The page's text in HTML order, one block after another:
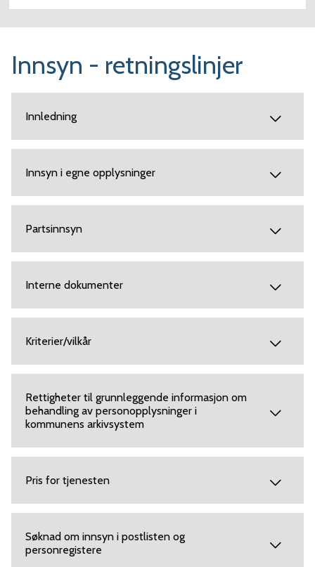
Innsyn - retningslinjer
Innledning
Innsyn i egne opplysninger
Partsinnsyn
Interne dokumenter
Kriterier/vilkår
Rettigheter til grunnleggende informasjon om
behandling av personopplysninger i
kommunens arkivsystem
Pris for tjenesten
Søknad om innsyn i postlisten og
personregistere